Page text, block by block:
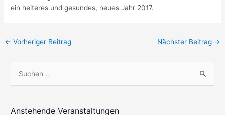
ein heiteres und gesundes, neues Jahr 2017.
Beitragsnavigation
← Vorheriger Beitrag Nächster Beitrag →
h
Anstehende Veranstaltungen